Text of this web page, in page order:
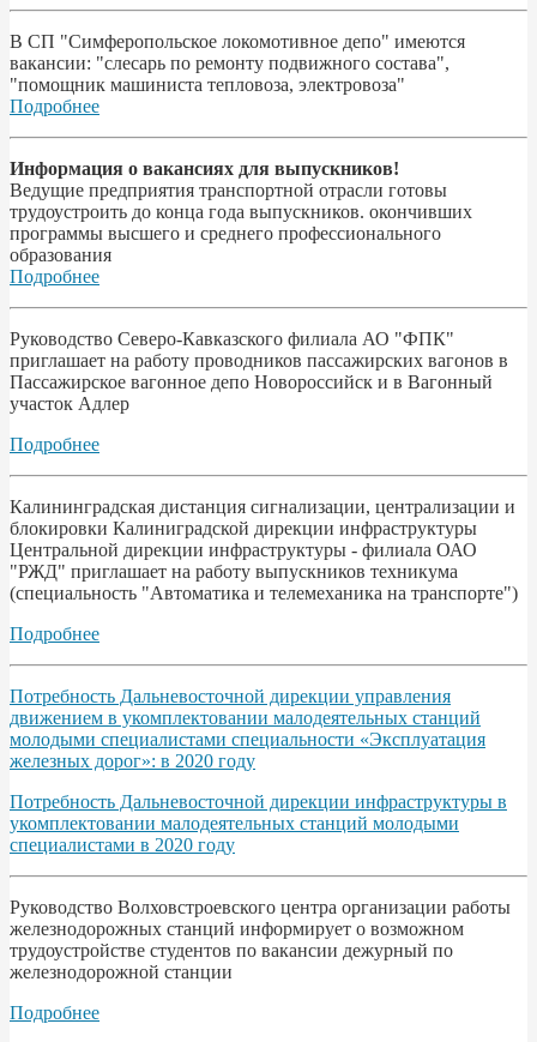
В СП "Симферопольское локомотивное депо" имеются
вакансии: "слесарь по ремонту подвижного состава",
"помощник машиниста тепловоза, электровоза"
Подробнее
Информация о вакансиях для выпускников!
Ведущие предприятия транспортной отрасли готовы
трудоустроить до конца года выпускников. окончивших
программы высшего и среднего профессионального
образования
Подробнее
Руководство Северо-Кавказского филиала АО "ФПК"
приглашает на работу проводников пассажирских вагонов в
Пассажирское вагонное депо Новороссийск и в Вагонный
участок Адлер
Подробнее
Калининградская дистанция сигнализации, централизации и
блокировки Калиниградской дирекции инфраструктуры
Центральной дирекции инфраструктуры - филиала ОАО
"РЖД" приглашает на работу выпускников техникума
(специальность "Автоматика и телемеханика на транспорте")
Подробнее
Потребность Дальневосточной дирекции управления
движением в укомплектовании малодеятельных станций
молодыми специалистами специальности «Эксплуатация
железных дорог»: в 2020 году
Потребность Дальневосточной дирекции инфраструктуры в
укомплектовании малодеятельных станций молодыми
специалистами в 2020 году
Руководство Волховстроевского центра организации работы
железнодорожных станций информирует о возможном
трудоустройстве студентов по вакансии дежурный по
железнодорожной станции
Подробнее